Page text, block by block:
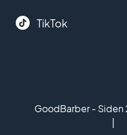
TikTok
GoodBarber - Siden